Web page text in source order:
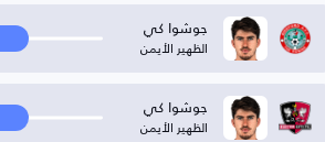
جوشوا كي
الظهير الأيمن
جوشوا كي
الظهير الأيمن